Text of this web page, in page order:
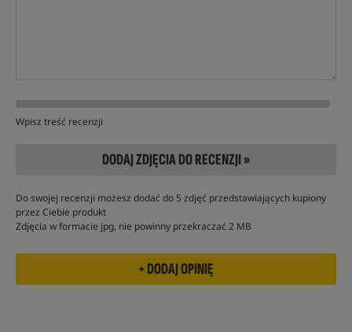
Wpisz treść recenzji
DODAJ ZDJĘCIA DO RECENZJI »
Do swojej recenzji możesz dodać do 5 zdjęć przedstawiających kupiony
przez Ciebie produkt
Zdjęcia w formacie jpg, nie powinny przekraczać 2 MB